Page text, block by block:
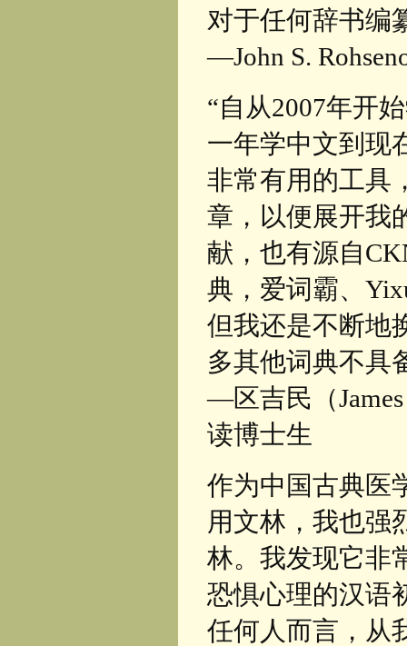
对于任何辞书编
—John S.
“自从2007年开
一年学中文到现
非常有用的工具
章，以便展开我
献，也有源自
典，爱词霸、
但我还是不断地
多其他词典不具
—区吉民（
读博士生
作为中国古典医
用文林，我也强
林。我发现它非
恐惧心理的汉语
任何人而言，从